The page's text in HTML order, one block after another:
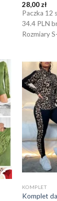
28,00 zł
Paczka 12
34.4 PLN
Rozmiary
KOMPLET
Komplet